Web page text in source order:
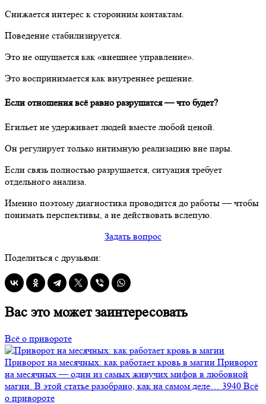
Снижается интерес к сторонним контактам.
Поведение стабилизируется.
Это не ощущается как «внешнее управление».
Это воспринимается как внутреннее решение.
Если отношения всё равно разрушатся — что будет?
Егильет не удерживает людей вместе любой ценой.
Он регулирует только интимную реализацию вне пары.
Если связь полностью разрушается, ситуация требует
отдельного анализа.
Именно поэтому диагностика проводится до работы — чтобы
понимать перспективы, а не действовать вслепую.
Задать вопрос
Поделиться с друзьями:
Вас это может заинтересовать
Всё о привороте
Приворот на месячных: как работает кровь в магии Приворот
на месячных — один из самых живучих мифов в любовной
магии. В этой статье разобрано, как на самом деле… 3940 Всё
о привороте